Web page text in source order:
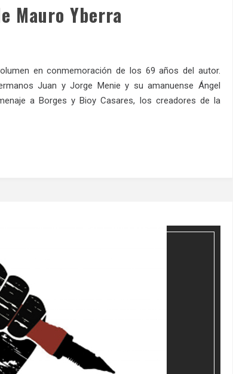
Mauro Yberra
en conmemoración de los 69 años del autor.
Juan y Jorge Menie y su amanuense Ángel
a Borges y Bioy Casares, los creadores de la